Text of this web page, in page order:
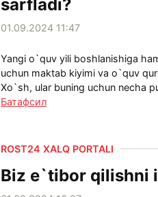
sarfladi?
01.09.2024 11:47
Yangi o`quv yili boshlanishiga
uchun maktab kiyimi va o`quv
Xo`sh, ular buning uchun necha
Батафсил
ROST24 XALQ PORTALI
Biz e`tibor qilishni